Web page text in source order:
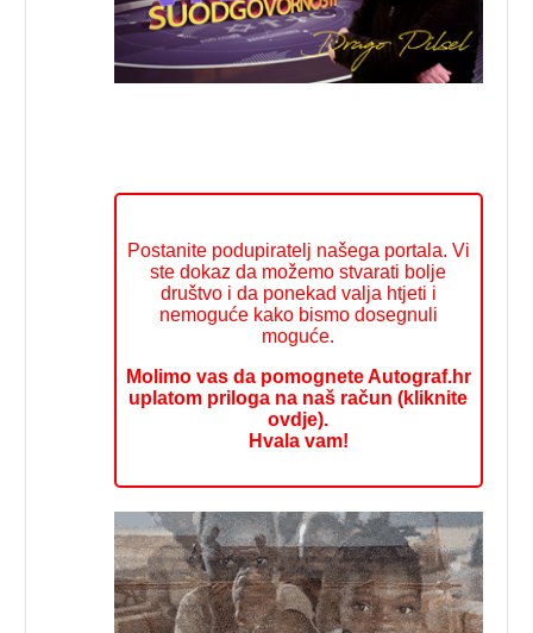
Postanite podupiratelj našega portala. Vi
ste dokaz da možemo stvarati bolje
društvo i da ponekad valja htjeti i
nemoguće kako bismo dosegnuli
moguće.
Molimo vas da pomognete Autograf.hr
uplatom priloga na naš račun (kliknite
ovdje).
Hvala vam!